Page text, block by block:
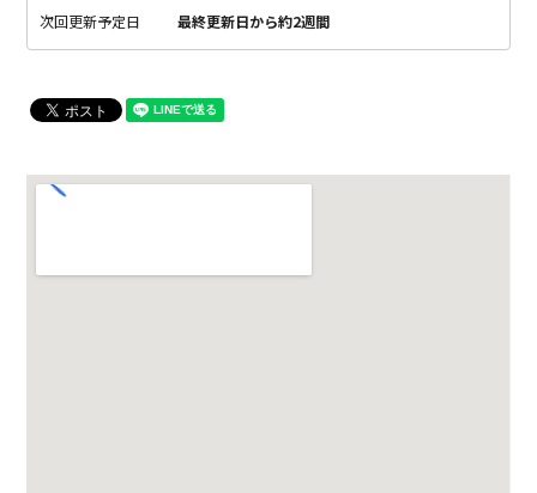
次回更新予定日 最終更新日から約2週間